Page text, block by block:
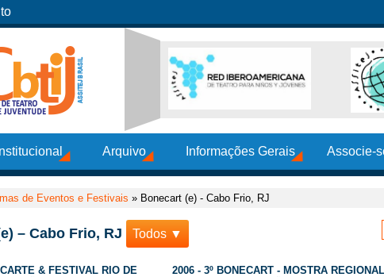
Institucional Arquivo Informações Gerais Associe-
de Eventos e Festivais » Bonecart (e) - Cabo Frio, RJ
– Cabo Frio, RJ Todos ▼
& FESTIVAL RIO DE
2006 - 3º BONECART - MOSTRA